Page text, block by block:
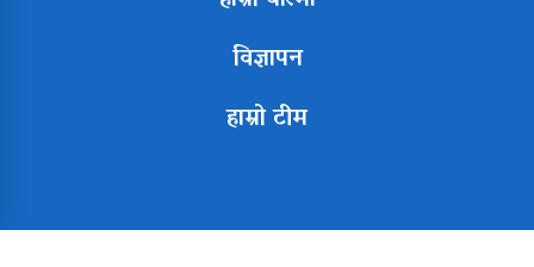
विज्ञापन
हाम्रो टीम